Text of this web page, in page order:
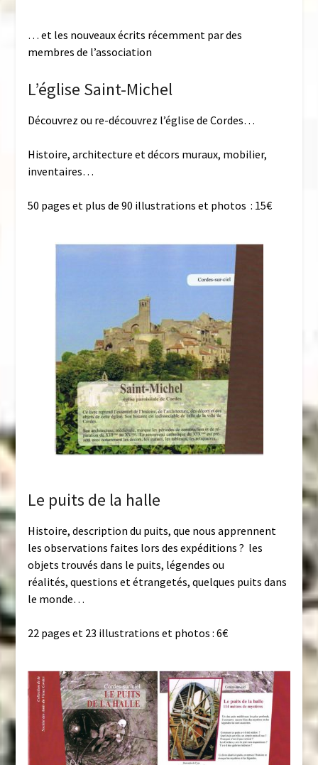
… et les nouveaux écrits récemment par des
membres de l’association
L’église Saint-Michel
Découvrez ou re-découvrez l’église de Cordes…
Histoire, architecture et décors muraux, mobilier,
inventaires…
50 pages et plus de 90 illustrations et photos : 15€
Le puits de la halle
Histoire, description du puits, que nous apprennent
les observations faites lors des expéditions ? les
objets trouvés dans le puits, légendes ou
réalités, questions et étrangetés, quelques puits dans
le monde…
22 pages et 23 illustrations et photos : 6€